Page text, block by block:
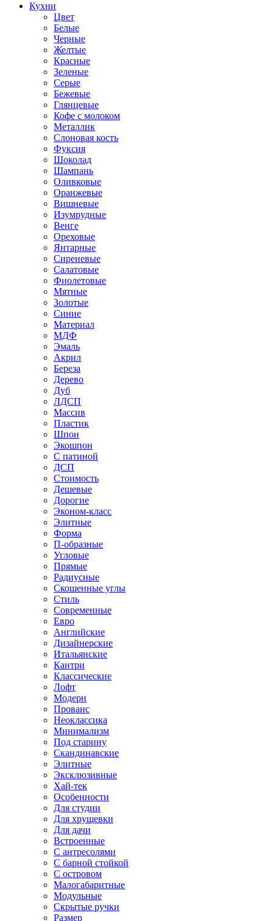
Кухни
Цвет
Белые
Черные
Желтые
Красные
Зеленые
Серые
Бежевые
Глянцевые
Кофе с молоком
Металлик
Слоновая кость
Фуксия
Шоколад
Шампань
Оливковые
Оранжевые
Вишневые
Изумрудные
Венге
Ореховые
Янтарные
Сиреневые
Салатовые
Фиолетовые
Мятные
Золотые
Синие
Материал
МДФ
Эмаль
Акрил
Береза
Дерево
Дуб
ЛДСП
Массив
Пластик
Шпон
Экошпон
С патиной
ДСП
Стоимость
Дешевые
Дорогие
Эконом-класс
Элитные
Форма
П-образные
Угловые
Прямые
Радиусные
Скошенные углы
Стиль
Современные
Евро
Английские
Дизайнерские
Итальянские
Кантри
Классические
Лофт
Модерн
Прованс
Неоклассика
Минимализм
Под старину
Скандинавские
Элитные
Эксклюзивные
Хай-тек
Особенности
Для студии
Для хрущевки
Для дачи
Встроенные
С антресолями
С барной стойкой
С островом
Малогабаритные
Модульные
Скрытые ручки
Размер